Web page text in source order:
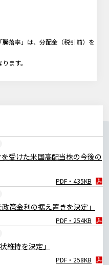
落率」は、分配金（税引前）を
ます。
受けた米国高配当株の今後の
PDF・435KB
策金利の据え置きを決定」
PDF・254KB
維持を決定」
PDF・258KB